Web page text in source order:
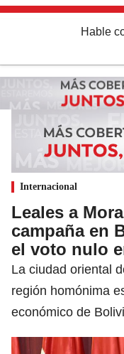
Hable
Internacional
Leales a
campaña en
el voto nulo
La ciudad oriental
región homónima
económico de